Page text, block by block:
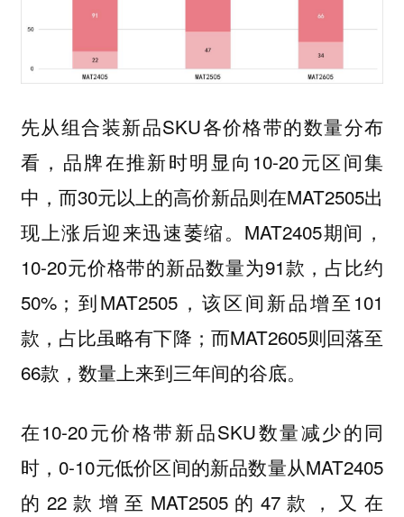
先从组合装新品SKU各价格带的数量分布
看，品牌在推新时明显向10-20元区间集
中，而30元以上的高价新品则在MAT2505出
现上涨后迎来迅速萎缩。MAT2405期间，
10-20元价格带的新品数量为91款，占比约
50%；到MAT2505，该区间新品增至101
款，占比虽略有下降；而MAT2605则回落至
66款，数量上来到三年间的谷底。
在10-20元价格带新品SKU数量减少的同
时，0-10元低价区间的新品数量从MAT2405
的22款增至MAT2505的47款，又在